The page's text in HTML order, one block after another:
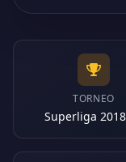
TORNEO
Superliga